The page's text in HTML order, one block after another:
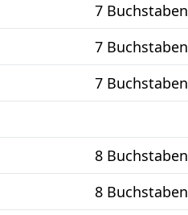
7 Buchstaben
7 Buchstaben
7 Buchstaben
8 Buchstaben
8 Buchstaben